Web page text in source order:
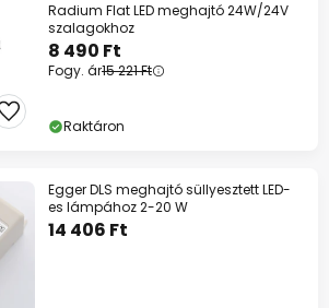
Radium Flat LED meghajtó 24W/24V
szalagokhoz
8 490 Ft
Fogy. ár15 221 Ft
Raktáron
Egger DLS meghajtó süllyesztett LED-
es lámpához 2-20 W
14 406 Ft